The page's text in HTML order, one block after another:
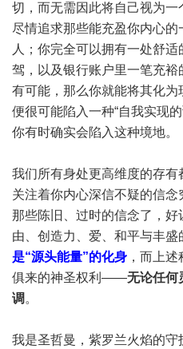
切，而无需因此将自己视为
尽情追求那些能充盈你内心
人；你完全可以拥有一处舒
驾，以及银行账户里一笔充
有可能，那么你就能将其化
便很可能陷入一种“自我实现
你有时确实会陷入这种境地。
我们所有身处更高维度的存
关注着你内心深信不疑的信
那些陈旧、过时的信念了，
由、创造力、爱、和平与丰盛
是“源头能量”的化身 ，而上
俱来的神圣权利——无论任何
调 。
我是圣哲曼，紫罗兰火焰的守